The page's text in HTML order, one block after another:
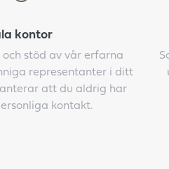
kontor
stöd av vår erfarna
representanter i ditt
att du aldrig har
kontakt.